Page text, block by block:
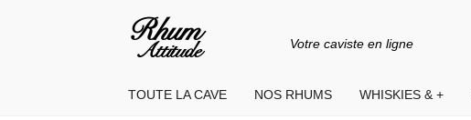
Aller
la
Aller
contenu
Votre caviste en ligne
TOUTE LA CAVE NOS RHUMS WHISKIES & +